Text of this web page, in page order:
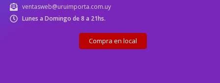
ventasweb@uruimporta.com.uy
Lunes a Domingo de 8 a 21hs.
Compra en local